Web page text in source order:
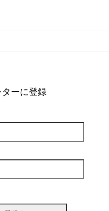
ーに登録